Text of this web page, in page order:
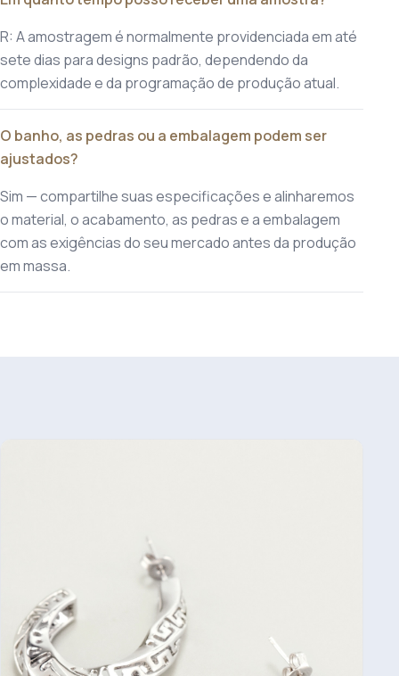
R: A amostragem é normalmente providenciada em até
sete dias para designs padrão, dependendo da
complexidade e da programação de produção atual.
O banho, as pedras ou a embalagem podem ser
ajustados?
Sim — compartilhe suas especificações e alinharemos
o material, o acabamento, as pedras e a embalagem
com as exigências do seu mercado antes da produção
em massa.